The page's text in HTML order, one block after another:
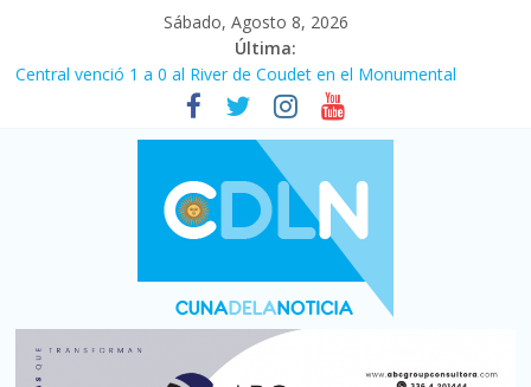
Sábado, Agosto 8, 2026
Última:
Central venció 1 a 0 al River de Coudet en el Monumental
La morosidad alcanzó su nivel más alto en dos décadas y ya
afecta a 400 mil deudores en Santa Fe
Desde que asumió Milei cerraron 41.000 kioscos: el sector
denuncia crisis como en 2001
Vacaciones de invierno con más movimiento y consumo
turístico: 4,6 millones de personas viajaron por el país, un 5,9%
Fuerte caída de la venta de autos usados en julio: bajó un 12,6%